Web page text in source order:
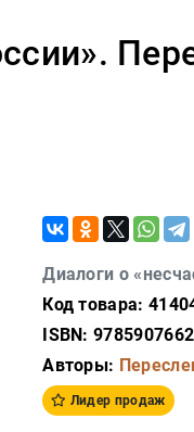
Диалоги о
Код товара:
ISBN:
Авторы:
Лидер продаж